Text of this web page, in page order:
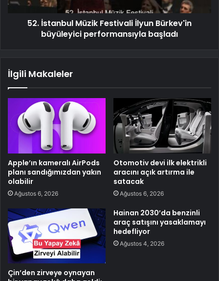
52. İstanbul Müzik Festivali İlyun Bürkev'in
büyüleyici performansıyla başladı
İlgili Makaleler
Apple’ın kameralı AirPods
planı sandığımızdan yakın
olabilir
Ağustos 6, 2026
Otomotiv devi ilk elektrikli
aracını açık artırma ile
satacak
Ağustos 6, 2026
Çin’den zirveye oynayan
Hainan 2030’da benzinli
araç satışını yasaklamayı
hedefliyor
Ağustos 4, 2026